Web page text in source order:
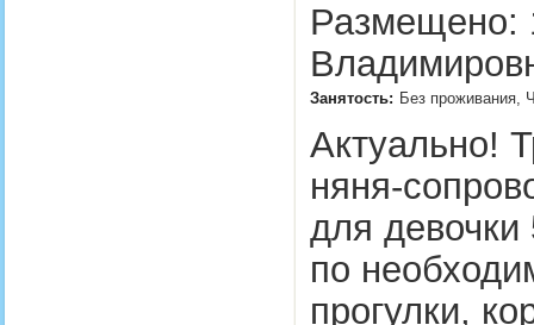
Размещено:
Занятость: Без проживания,
Актуально!
няня-
для девочки
по
прогулки,